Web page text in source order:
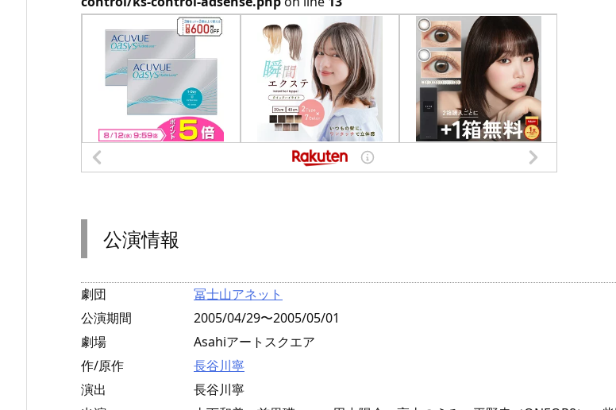
公演情報
劇団
冨士山アネット
公演期間
2005/04/29〜2005/05/01
劇場
Asahiアートスクエア
作/原作
長谷川寧
演出
長谷川寧